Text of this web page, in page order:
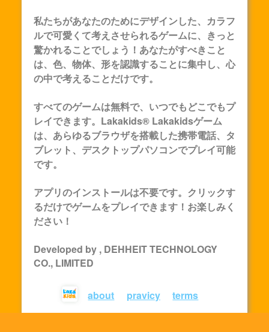
私たちがあなたのためにデザインした、カラフ
ルで可愛くて考えさせられるゲームに、きっと
驚かれることでしょう！あなたがすべきこと
は、色、物体、形を認識することに集中し、心
の中で考えることだけです。
すべてのゲームは無料で、いつでもどこでもプ
レイできます。Lakakids® Lakakidsゲーム
は、あらゆるブラウザを搭載した携帯電話、タ
ブレット、デスクトップパソコンでプレイ可能
です。
アプリのインストールは不要です。クリックす
るだけでゲームをプレイできます！お楽しみく
ださい！
Developed by , DEHHEIT TECHNOLOGY
CO., LIMITED
about pravicy terms